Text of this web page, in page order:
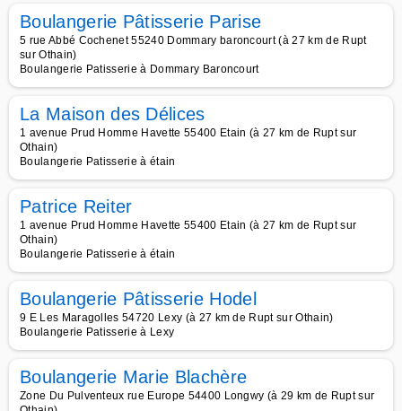
Boulangerie Pâtisserie Parise
5 rue Abbé Cochenet 55240 Dommary baroncourt (à 27 km de Rupt
sur Othain)
Boulangerie Patisserie à Dommary Baroncourt
La Maison des Délices
1 avenue Prud Homme Havette 55400 Etain (à 27 km de Rupt sur
Othain)
Boulangerie Patisserie à étain
Patrice Reiter
1 avenue Prud Homme Havette 55400 Etain (à 27 km de Rupt sur
Othain)
Boulangerie Patisserie à étain
Boulangerie Pâtisserie Hodel
9 E Les Maragolles 54720 Lexy (à 27 km de Rupt sur Othain)
Boulangerie Patisserie à Lexy
Boulangerie Marie Blachère
Zone Du Pulventeux rue Europe 54400 Longwy (à 29 km de Rupt sur